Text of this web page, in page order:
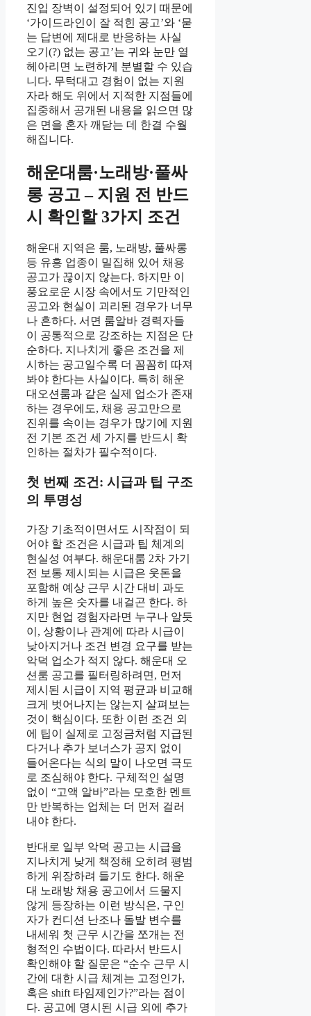
진입 장벽이 설정되어 있기 때문에
‘가이드라인이 잘 적힌 공고’와 ‘묻
는 답변에 제대로 반응하는 사실
오기(?) 없는 공고’는 귀와 눈만 열
헤아리면 노련하게 분별할 수 있습
니다. 무턱대고 경험이 없는 지원
자라 해도 위에서 지적한 지점들에
집중해서 공개된 내용을 읽으면 많
은 면을 혼자 깨닫는 데 한결 수월
해집니다.
해운대룸·노래방·풀싸
롱 공고 – 지원 전 반드
시 확인할 3가지 조건
해운대 지역은 룸, 노래방, 풀싸롱
등 유흥 업종이 밀집해 있어 채용
공고가 끊이지 않는다. 하지만 이
풍요로운 시장 속에서도 기만적인
공고와 현실이 괴리된 경우가 너무
나 흔하다. 서면 룸알바 경력자들
이 공통적으로 강조하는 지점은 단
순하다. 지나치게 좋은 조건을 제
시하는 공고일수록 더 꼼꼼히 따져
봐야 한다는 사실이다. 특히 해운
대오션룸과 같은 실제 업소가 존재
하는 경우에도, 채용 공고만으로
진위를 속이는 경우가 많기에 지원
전 기본 조건 세 가지를 반드시 확
인하는 절차가 필수적이다.
첫 번째 조건: 시급과 팁 구조
의 투명성
가장 기초적이면서도 시작점이 되
어야 할 조건은 시급과 팁 체계의
현실성 여부다. 해운대룸 2차 가기
전 보통 제시되는 시급은 웃돈을
포함해 예상 근무 시간 대비 과도
하게 높은 숫자를 내걸곤 한다. 하
지만 현업 경험자라면 누구나 알듯
이, 상황이나 관계에 따라 시급이
낮아지거나 조건 변경 요구를 받는
악덕 업소가 적지 않다. 해운대 오
션룸 공고를 필터링하려면, 먼저
제시된 시급이 지역 평균과 비교해
크게 벗어나지는 않는지 살펴보는
것이 핵심이다. 또한 이런 조건 외
에 팁이 실제로 고정금처럼 지급된
다거나 추가 보너스가 공지 없이
들어온다는 식의 말이 나오면 극도
로 조심해야 한다. 구체적인 설명
없이 “고액 알바”라는 모호한 멘트
만 반복하는 업체는 더 먼저 걸러
내야 한다.
반대로 일부 악덕 공고는 시급을
지나치게 낮게 책정해 오히려 평범
하게 위장하려 들기도 한다. 해운
대 노래방 채용 공고에서 드물지
않게 등장하는 이런 방식은, 구인
자가 컨디션 난조나 돌발 변수를
내세워 첫 근무 시간을 쪼개는 전
형적인 수법이다. 따라서 반드시
확인해야 할 질문은 “순수 근무 시
간에 대한 시급 체계는 고정인가,
혹은 shift 타임제인가?”라는 점이
다. 공고에 명시된 시급 외에 추가